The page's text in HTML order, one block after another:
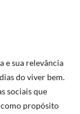
e sua relevância
do viver bem.
sociais que
como propósito